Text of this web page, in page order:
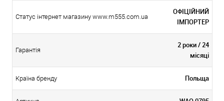
Статус інтернет магазину www.m555.com.ua
ОФІЦІЙНИЙ
ІМПОРТЕР
Гарантія
2 роки / 24
місяці
Країна бренду Польща